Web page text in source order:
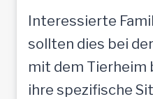
Interessierte
sollten dies bei
mit dem Tierheim
ihre spezifische